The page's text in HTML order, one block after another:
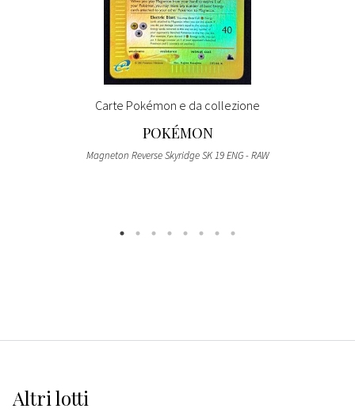
Carte Pokémon e da collezione
POKÉMON
Magneton Reverse Skyridge SK 19 ENG - RAW
Altrilotti